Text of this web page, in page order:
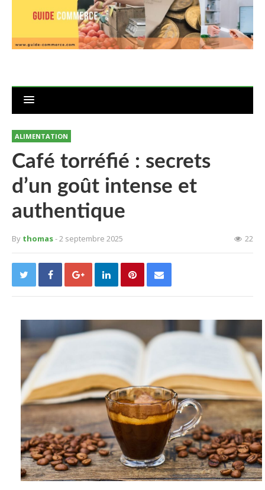
ALIMENTATION
Café torréfié : secrets
d’un goût intense et
authentique
By thomas- 2 septembre 2025 22